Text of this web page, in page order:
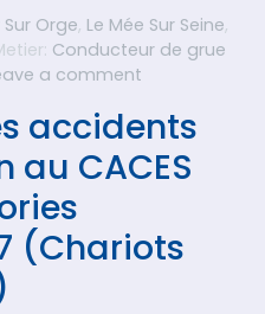
Orge, Le Mée Sur Seine,
Conducteur de grue
a comment
accidents
CACES
(Chariots